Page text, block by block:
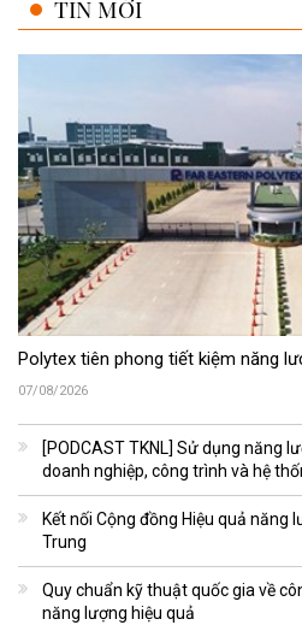
TIN MỚI
Polytex tiên phong tiết kiệm năng
07/08/2026
[PODCAST TKNL] Sử dụng năng
doanh nghiệp, công trình và hệ
Kết nối Cộng đồng Hiệu quả năng
Trung
Quy chuẩn kỹ thuật quốc gia về
năng lượng hiệu quả